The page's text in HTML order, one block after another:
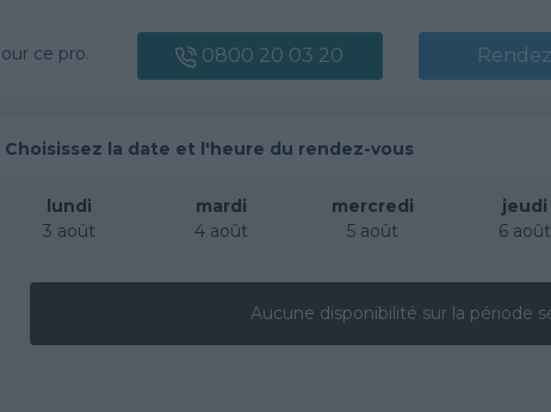
ce pro. 0800 20 03 20
Choisissez la date et l'heure du rendez-vous
lundi
3 août
mardi
4 août
mercredi
5 août
jeudi
6 août
Aucune disponibilité sur la période